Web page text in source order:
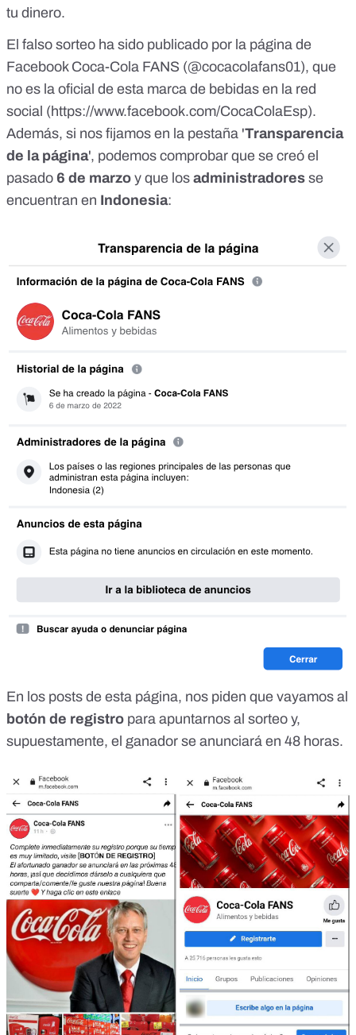
tu dinero.
El falso sorteo ha sido publicado por la página de
Facebook Coca-Cola FANS (@cocacolafans01), que
no es la oficial de esta marca de bebidas en la red
social (https://www.facebook.com/CocaColaEsp).
Además, si nos fijamos en la pestaña 'Transparencia
de la página', podemos comprobar que se creó el
pasado 6 de marzo y que los administradores se
encuentran en Indonesia:
En los posts de esta página, nos piden que vayamos al
botón de registro para apuntarnos al sorteo y,
supuestamente, el ganador se anunciará en 48 horas.